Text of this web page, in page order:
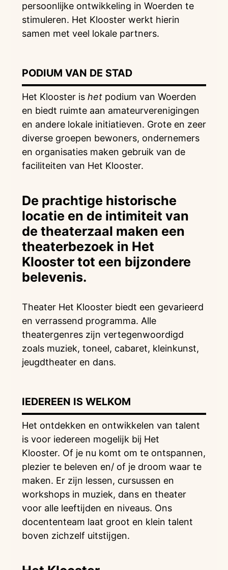
persoonlijke ontwikkeling in Woerden te
stimuleren. Het Klooster werkt hierin
samen met veel lokale partners.
PODIUM VAN DE STAD
Het Klooster is hetpodium van Woerden
en biedt ruimte aan amateurverenigingen
en andere lokale initiatieven. Grote en zeer
diverse groepen bewoners, ondernemers
en organisaties maken gebruik van de
faciliteiten van Het Klooster.
De prachtige historische
locatie en de intimiteit van
de theaterzaal maken een
theaterbezoek in Het
Klooster tot een bĳzondere
belevenis.
Theater Het Klooster biedt een gevarieerd
en verrassend programma. Alle
theatergenres zĳn vertegenwoordigd
zoals muziek, toneel, cabaret, kleinkunst,
jeugdtheater en dans.
IEDEREEN IS WELKOM
Het ontdekken en ontwikkelen van talent
is voor iedereen mogelĳk bij Het
Klooster. Of je nu komt om te ontspannen,
plezier te beleven en/ of je droom waar te
maken. Er zĳn lessen, cursussen en
workshops in muziek, dans en theater
voor alle leeftĳden en niveaus. Ons
docententeam laat groot en klein talent
boven zichzelf uitstĳgen.